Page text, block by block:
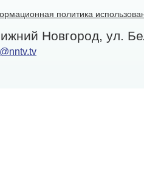
политика
Новгород, ул.